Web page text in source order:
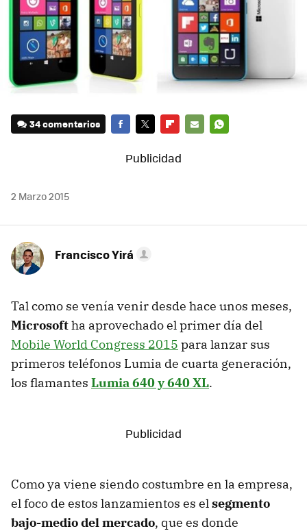
34 comentarios
2 Marzo 2015
Francisco Yirá
Tal como se venía venir desde hace unos meses,
Microsoftha aprovechado el primer día del
Mobile World Congress 2015 para lanzar sus
primeros teléfonos Lumia de cuarta generación,
los flamantes Lumia 640 y 640 XL.
Como ya viene siendo costumbre en la empresa,
el foco de estos lanzamientos es elsegmento
bajo-medio del mercado, que es donde